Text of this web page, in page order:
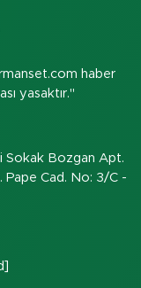
haber
yasaktır."
Sokak Bozgan Apt.
Pape Cad. No: 3/C -